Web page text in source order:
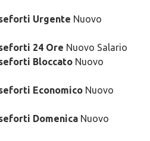
Urgente Nuovo
24 Ore Nuovo Salario
Bloccato Nuovo
Economico Nuovo
Domenica Nuovo